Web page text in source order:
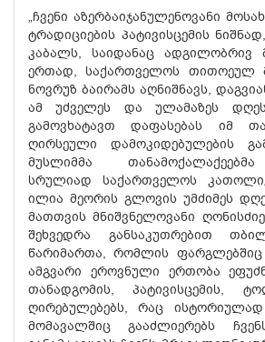
„ჩვენი აზერბაიჯანულენოვანი
ტრადიციების პატივისცემის
კაბალს, საიდანაც ადგილობრივ
ერთად, საქართველოს თითოეულ
ნოვრუზ ბაირამს აღნიშნავს,
ამ უძველეს და ულამაზეს
გამოვხატავთ დაფასებას იმ
ღირსეული დამოკიდებულების
მუსლიმმა
სრულიად საქართველოს
ილია მეორის გლოვის უმძიმეს
მათთვის მნიშვნელოვანი
შეხვედრა განსაკუთრებით
წარიმართა, რომლის
ამგვარი ეროვნული ერთობა
თანადგომის, პატივისცემის,
ღირებულებებს, რაც
მომავალშიც გააძლიერებს